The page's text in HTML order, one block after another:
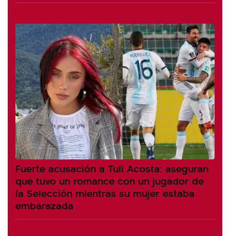
Fuerte acusación a Tuli Acosta: aseguran
que tuvo un romance con un jugador de
la Selección mientras su mujer estaba
embarazada